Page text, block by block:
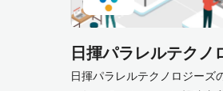
日揮パラレルテクノ
日揮パラレルテクノロジーズ